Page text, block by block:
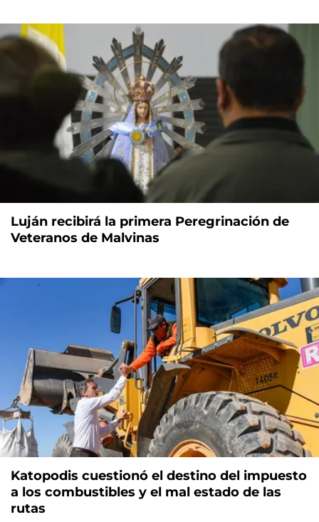
Luján recibirá la primera Peregrinación de
Veteranos de Malvinas
Katopodis cuestionó el destino del impuesto
a los combustibles y el mal estado de las
rutas